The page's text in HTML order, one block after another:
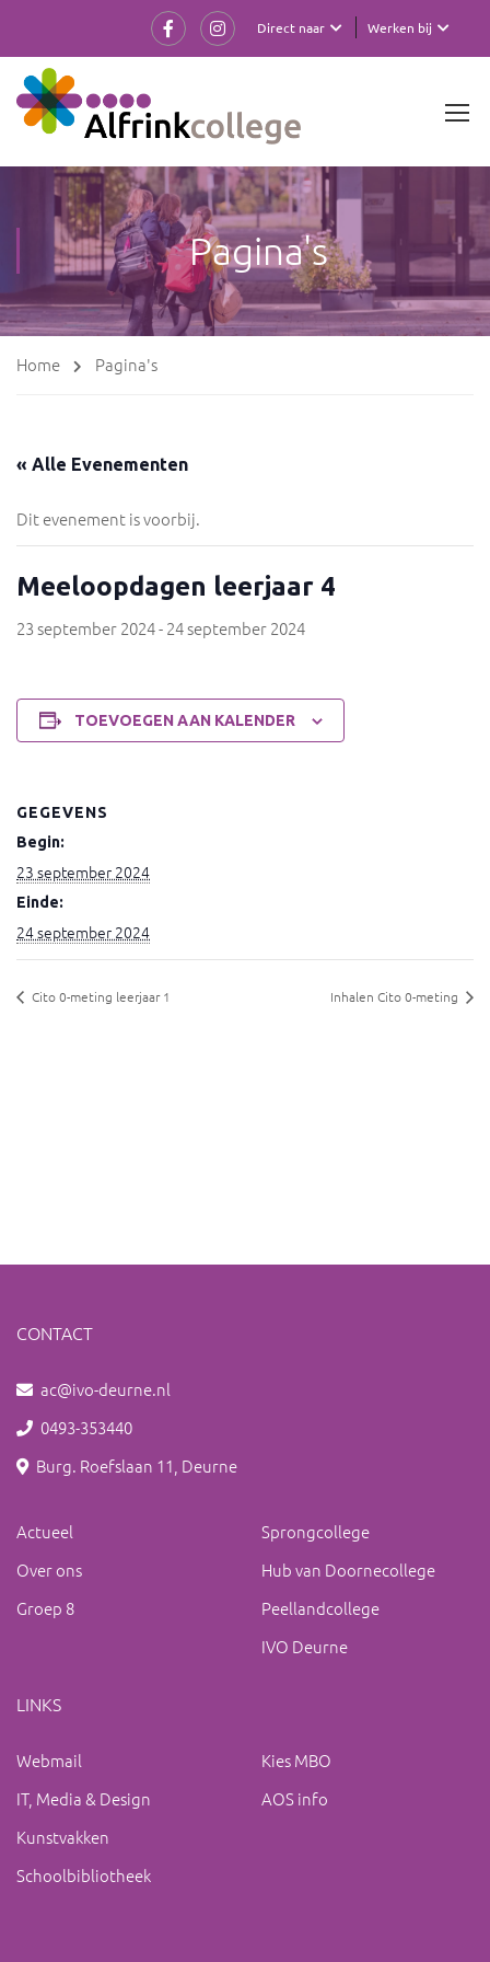
Werken bij
Direct naar
Pagina's
Home Pagina's
« Alle Evenementen
Dit evenement is voorbij.
Meeloopdagen leerjaar 4
23 september 2024-24 september 2024
TOEVOEGEN AAN KALENDER
GEGEVENS
Begin:
23 september 2024
Einde:
24 september 2024
Cito 0-meting leerjaar 1 Inhalen Cito 0-meting
CONTACT
ac@ivo-deurne.nl
0493-353440
Burg. Roefslaan 11, Deurne
Actueel
Over ons
Groep 8
Sprongcollege
Hub van Doornecollege
Peellandcollege
IVO Deurne
LINKS
Webmail
IT, Media & Design
Kunstvakken
Schoolbibliotheek
Kies MBO
AOS info